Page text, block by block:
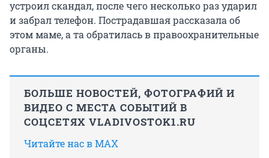
устроил скандал, после чего несколько раз ударил
и забрал телефон. Пострадавшая рассказала об
этом маме, а та обратилась в правоохранительные
органы.
БОЛЬШЕ НОВОСТЕЙ, ФОТОГРАФИЙ И
ВИДЕО С МЕСТА СОБЫТИЙ В
СОЦСЕТЯХ VLADIVOSTOK1.RU
Читайте нас в MAX